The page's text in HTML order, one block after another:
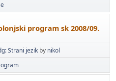
program sk 2008/09.
Strani jezik by nikol